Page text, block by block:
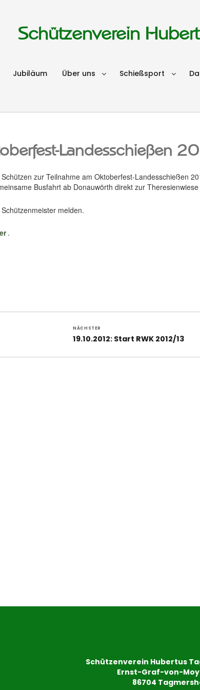
Schützenverein
Jubiläum Über uns Schießsport
Landesschießen
zur Teilnahme am Oktoberfest-Landesschießen
Busfahrt ab Donauwörth direkt zur Theresienwiese
melden.
.
NÄCHSTER
Nächster
19.10.2012: Start RWK 2012/13
Schützenverein Hubertus
Ernst-Graf-von-
86704